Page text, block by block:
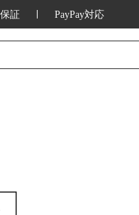
証 PayPay対応